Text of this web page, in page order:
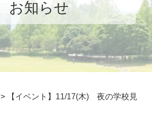
お知らせ
> 【イベント】11/17(木) 夜の学校見